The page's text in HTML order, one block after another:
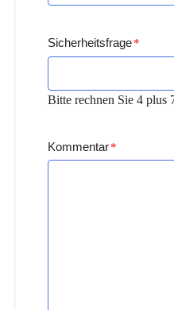
Sicherheitsfrage*
Bitte rechnen Sie 4 plus
Kommentar*